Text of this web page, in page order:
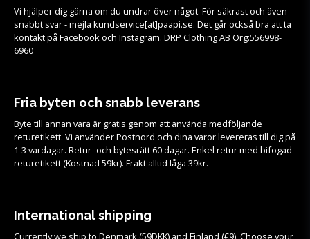
Vi hjälper dig gärna om du undrar över något. För säkrast och även
snabbt svar - mejla kundservice[at]paapi.se. Det går också bra att ta
kontakt på Facebook och Instagram. DRP Clothing AB Org:556998-
6960
Fria byten och snabb leverans
Byte till annan vara är gratis genom att använda medföljande
returetikett. Vi använder Postnord och dina varor levereras till dig på
1-3 vardagar. Retur- och bytesrätt 60 dagar. Enkel retur med bifogad
returetikett (Kostnad 59kr). Frakt alltid låga 39kr.
International shipping
Currently we ship to Denmark (59DKK) and Finland (€9). Choose your